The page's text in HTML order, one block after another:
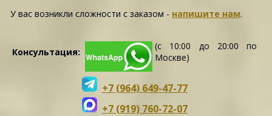
У вас возникли сложности c заказом - напишите нам.
Консультация:
(с 10:00 до 20:00 по
Москве)
+7 (964) 649-47-77
+7 (919) 760-72-07